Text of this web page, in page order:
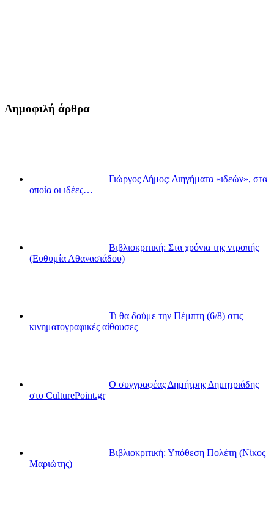
Δημοφιλή άρθρα
Γιώργος Δήμος: Διηγήματα «ιδεών», στα
οποία οι ιδέες…
Βιβλιοκριτική: Στα χρόνια της ντροπής
(Ευθυμία Αθανασιάδου)
Τι θα δούμε την Πέμπτη (6/8) στις
κινηματογραφικές αίθουσες
Ο συγγραφέας Δημήτρης Δημητριάδης
στο CulturePoint.gr
Βιβλιοκριτική: Υπόθεση Πολέτη (Νίκος
Μαριώτης)